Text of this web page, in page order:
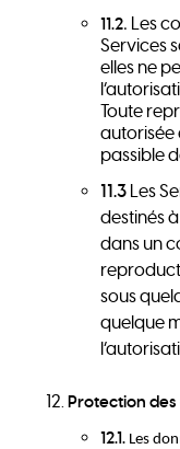
11.2. Les
Services
elles ne
Toute
autorisée
passible
11.3 Les
destinés
dans un
sous
quelque
Protection
12.1. Les